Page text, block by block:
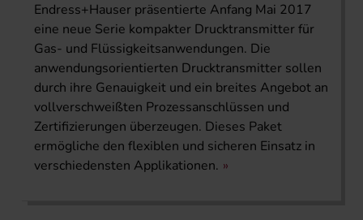
Endress+Hauser präsentierte Anfang Mai 2017
eine neue Serie kompakter Drucktransmitter für
Gas- und Flüssigkeitsanwendungen. Die
anwendungsorientierten Drucktransmitter sollen
durch ihre Genauigkeit und ein breites Angebot an
vollverschweißten Prozessanschlüssen und
Zertifizierungen überzeugen. Dieses Paket
ermögliche den flexiblen und sicheren Einsatz in
verschiedensten Applikationen.